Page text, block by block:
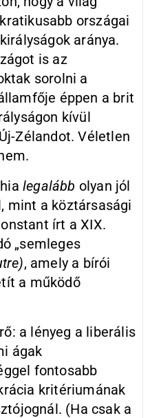
országai
aránya.
is az
sorolni a
éppen a brit
kívül
Zélandot. Véletlen
legalább olyan jól
mint a köztársasági
írt a XIX.
„semleges
, amely a bírói
a működő
a lényeg a liberális
ágak
fontosabb
kritériumának
(Ha csak a